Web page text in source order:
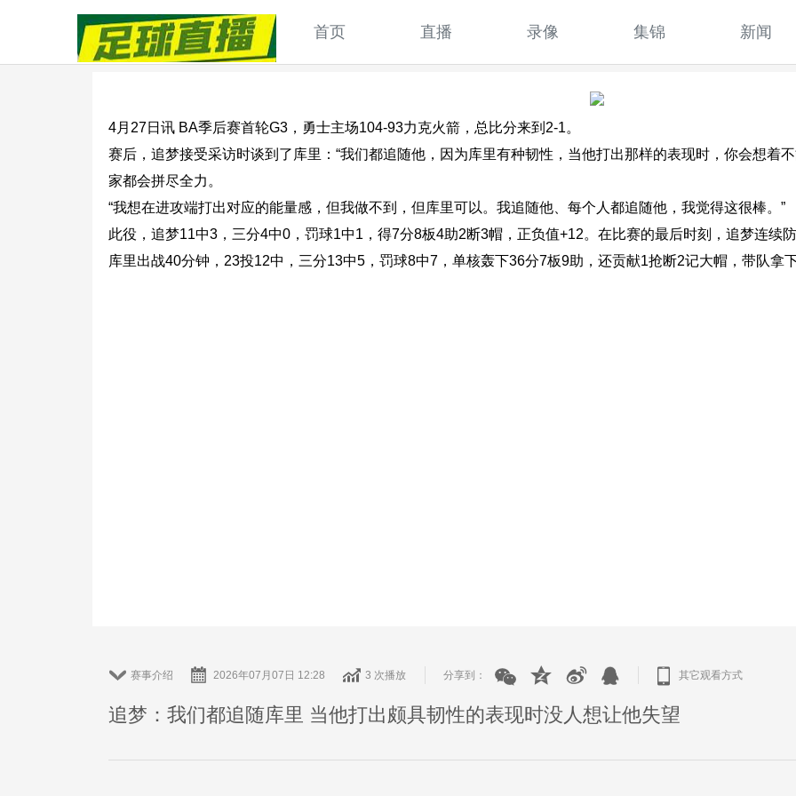
首页 直播 录像 集锦 新闻
4月27日讯 BA季后赛首轮G3，勇士主场104-93力克火箭，总比分来到2-1。
赛后，追梦接受采访时谈到了库里：“我们都追随他，因为库里有种韧性，当他打出那样的表现时，你会想着
家都会拼尽全力。
“我想在进攻端打出对应的能量感，但我做不到，但库里可以。我追随他、每个人都追随他，我觉得这很棒。”
此役，追梦11中3，三分4中0，罚球1中1，得7分8板4助2断3帽，正负值+12。在比赛的最后时刻，追梦连续
库里出战40分钟，23投12中，三分13中5，罚球8中7，单核轰下36分7板9助，还贡献1抢断2记大帽，带队拿
赛事介绍 2026年07月07日 12:28 3 次播放 分享到： 其它观看方式
追梦：我们都追随库里 当他打出颇具韧性的表现时没人想让他失望